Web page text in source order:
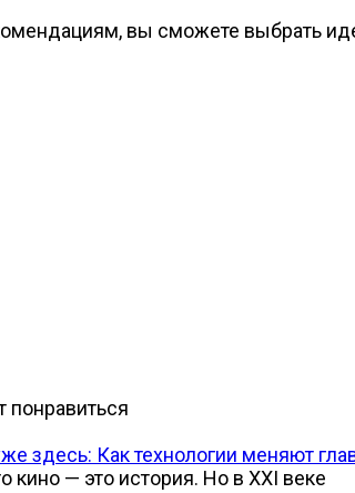
вы сможете выбрать
здесь: Как технологии меняют
кино — это история. Но в XXI веке